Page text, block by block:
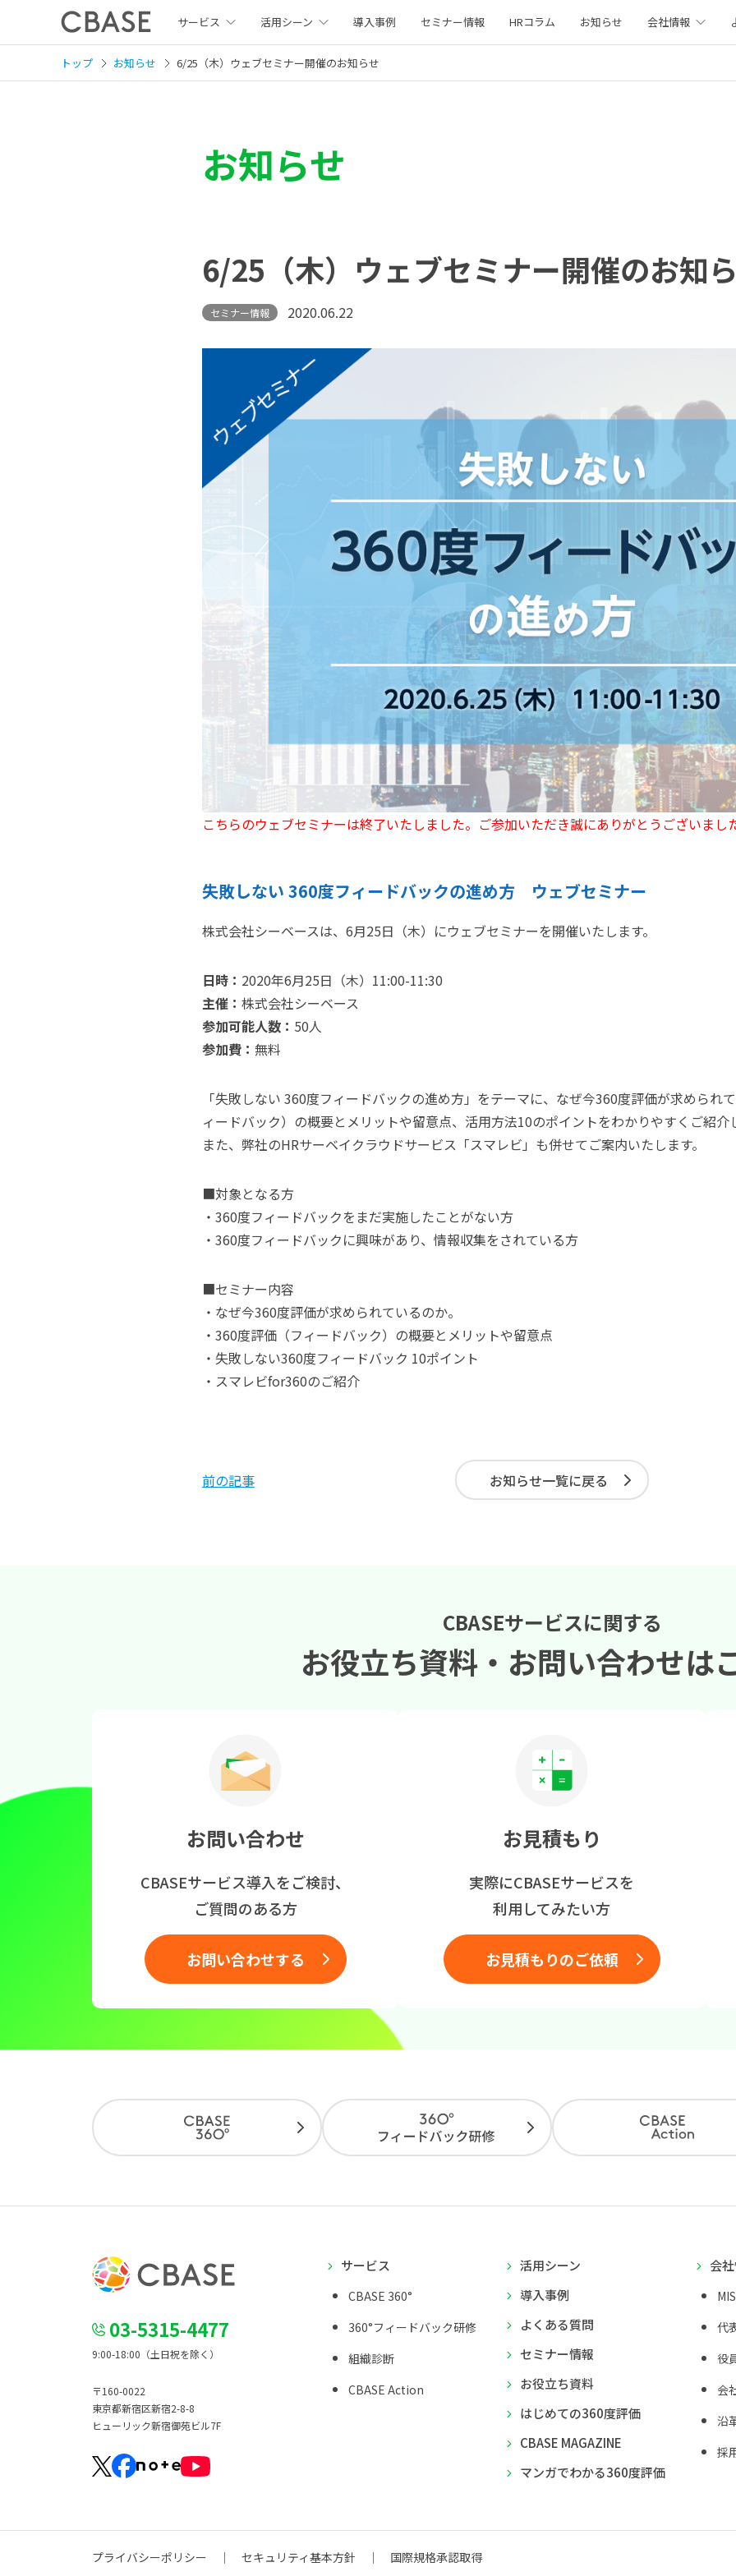
サービス 活用シーン 導入事例 セミナー情報 HRコラム お知らせ 会社情報
トップ お知らせ 6/25（木）ウェブセミナー開催のお知らせ
お知らせ
6/25（木）ウェブセミナー開催のお知
セミナー情報 2020.06.22
こちらのウェブセミナーは終了いたしました。ご参加いただき誠にありがとうございまし
失敗しない 360度フィードバックの進め方 ウェブセミナー
株式会社シーベースは、6月25日（木）にウェブセミナーを開催いたします。
日時： 2020年6月25日（木）11:00-11:30
主催： 株式会社シーベース
参加可能人数： 50人
参加費： 無料
「失敗しない 360度フィードバックの進め方」をテーマに、なぜ今360度評価が求められ
ィードバック）の概要とメリットや留意点、活用方法10のポイントをわかりやすくご紹介
また、弊社のHRサーベイクラウドサービス「スマレビ」も併せてご案内いたします。
■対象となる方
・360度フィードバックをまだ実施したことがない方
・360度フィードバックに興味があり、情報収集をされている方
■セミナー内容
・なぜ今360度評価が求められているのか。
・360度評価（フィードバック）の概要とメリットや留意点
・失敗しない360度フィードバック 10ポイント
・スマレビfor360のご紹介
前の記事 お知らせ一覧に戻る
CBASEサービスに関する
お役立ち資料・ お問い合わせは
お問い合わせ
CBASEサービス導入をご検討、
ご質問のある方
お問い合わせする
お見積もり
実際にCBASEサービスを
利用してみたい方
お見積もりのご依頼
サービス
CBASE 360°
360°フィードバック研修
組織診断
CBASE Action
活用シーン
導入事例
よくある質問
セミナー情報
お役立ち資料
はじめての360度評価
CBASE MAGAZINE
マンガでわかる360度評価
会
代
役
会
沿
採
03-5315-4477
9:00-18:00（土日祝を除く）
〒160-0022
東京都新宿区新宿2-8-8
ヒューリック新宿御苑ビル7F
プライバシーポリシー セキュリティ基本方針 国際規格承認取得